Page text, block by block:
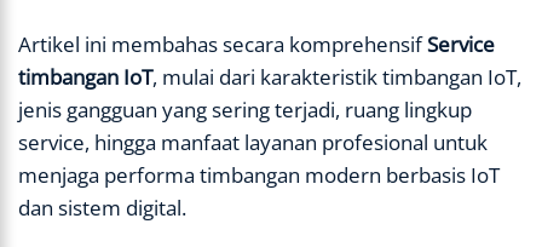
Artikel ini membahas secara komprehensifService
timbangan IoT, mulai dari karakteristik timbangan IoT,
jenis gangguan yang sering terjadi, ruang lingkup
service, hingga manfaat layanan profesional untuk
menjaga performa timbangan modern berbasis IoT
dan sistem digital.